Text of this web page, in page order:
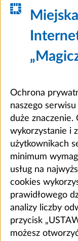
Ochrona
naszego
duże znaczenie.
wykorzystanie i
użytkownikach
minimum
usług na
cookies
prawidłowego
analizy liczby
przycisk
możesz